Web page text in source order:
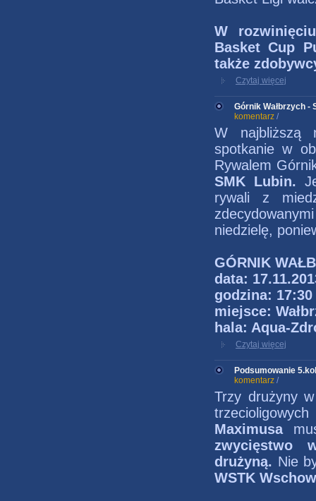
W
Basket Cup
także
Czytaj więcej
Górnik Wałbrzych -
komentarz /
W najbliższą
spotkanie w
Rywalem
SMK Lubin.
rywali z
niedzielę,
GÓRNIK
data:
godzina: 17:30
miejsce:
hala: Aqua-
Czytaj więcej
Podsumowanie
komentarz /
Trzy drużyny
Maximusa
zwycięstwo
drużyną. Nie
WSTK